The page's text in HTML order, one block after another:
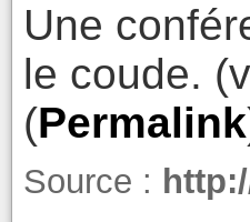
Une
le coude.
(Permalink
Source :